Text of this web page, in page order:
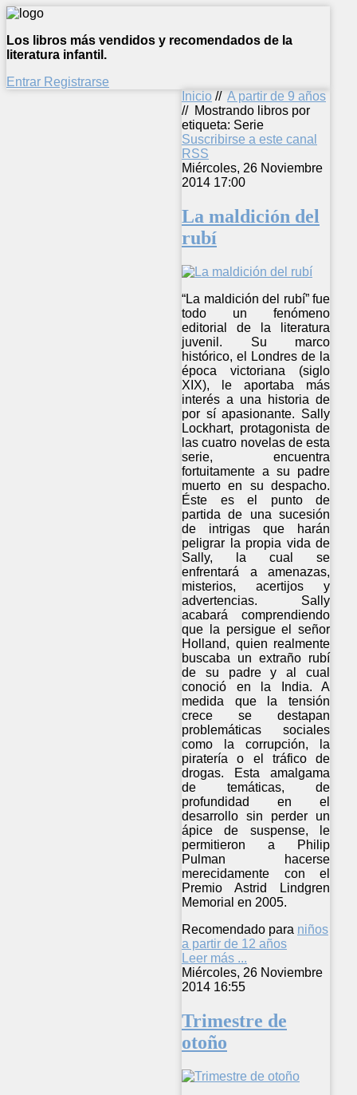
Los libros más vendidos y recomendados de la
literatura infantil.
Entrar Registrarse
Inicio // A partir de 9 años
// Mostrando libros por
etiqueta: Serie
Suscribirse a este canal
RSS
Miércoles, 26 Noviembre
2014 17:00
La maldición del
rubí
“La maldición del rubí” fue
todo un fenómeno
editorial de la literatura
juvenil. Su marco
histórico, el Londres de la
época victoriana (siglo
XIX), le aportaba más
interés a una historia de
por sí apasionante. Sally
Lockhart, protagonista de
las cuatro novelas de esta
serie, encuentra
fortuitamente a su padre
muerto en su despacho.
Éste es el punto de
partida de una sucesión
de intrigas que harán
peligrar la propia vida de
Sally, la cual se
enfrentará a amenazas,
misterios, acertijos y
advertencias. Sally
acabará comprendiendo
que la persigue el señor
Holland, quien realmente
buscaba un extraño rubí
de su padre y al cual
conoció en la India. A
medida que la tensión
crece se destapan
problemáticas sociales
como la corrupción, la
piratería o el tráfico de
drogas. Esta amalgama
de temáticas, de
profundidad en el
desarrollo sin perder un
ápice de suspense, le
permitieron a Philip
Pulman hacerse
merecidamente con el
Premio Astrid Lindgren
Memorial en 2005.
Recomendado para niños
a partir de 12 años
Leer más ...
Miércoles, 26 Noviembre
2014 16:55
Trimestre de
otoño